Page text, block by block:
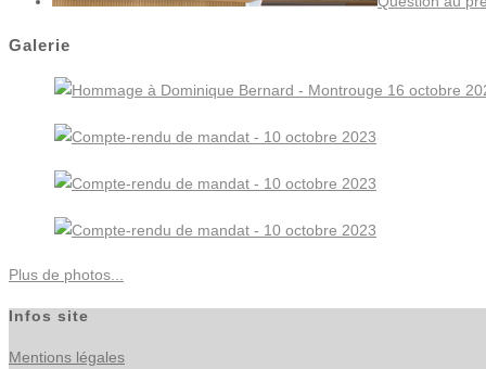
Galerie
Plus de photos...
Infos site
Mentions légales